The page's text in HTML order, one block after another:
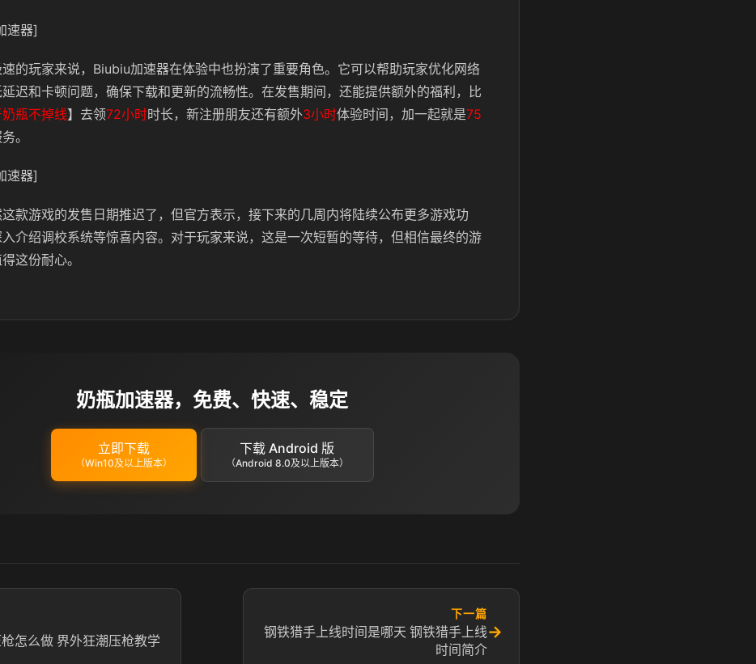
速器]
的玩家来说，Biubiu加速器在体验中也扮演了重要角色。它可以帮助玩家优化网络
迟和卡顿问题，确保下载和更新的流畅性。在发售期间，还能提供额外的福利，比
瓶不掉线】去领72小时时长，新注册朋友还有额外3小时体验时间，加一起就是75
。
速器]
款游戏的发售日期推迟了，但官方表示，接下来的几周内将陆续公布更多游戏功
介绍调校系统等惊喜内容。对于玩家来说，这是一次短暂的等待，但相信最终的游
这份耐心。
奶瓶加速器，免费、快速、稳定
立即下载
（Win10及以上版本）
下载 Android 版
（Android 8.0及以上版本）
怎么做 界外狂潮压枪教学
下一篇
钢铁猎手上线时间是哪天 钢铁猎手上线
时间简介
→